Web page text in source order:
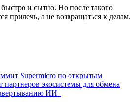
и сытно. Но после такого
прилечь, а не возвращаться к делам.
Supermicro по открытым
экосистемы для обмена
ИИ